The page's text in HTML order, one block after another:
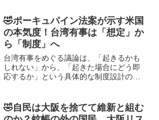
分析し、倒産の可能性や買収の動き、さ
らに業界全体におけるメデ...
🤣ポーキュパイン法案が示す米国
の本気度！台湾有事は「想定」か
ら「制度」へ
台湾有事をめぐる議論は、「起きるかも
しれない」から、「起きた場合にどう即
応するか」という具体的な制度設計の段
イン法案です。この法案は、一見すると
台湾への武器供与を...
🤣自民は大阪を捨てて維新と組む